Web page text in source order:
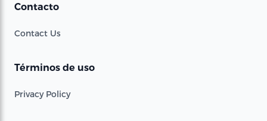
Contacto
Contact Us
Términos de uso
Privacy Policy